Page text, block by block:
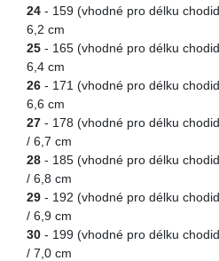
24 - 159 (vhodné pro délku
6,2 cm
25 - 165 (vhodné pro délku
6,4 cm
26 - 171 (vhodné pro délku
6,6 cm
27 - 178 (vhodné pro délku
/ 6,7 cm
28 - 185 (vhodné pro délku
/ 6,8 cm
29 - 192 (vhodné pro délku
/ 6,9 cm
30 - 199 (vhodné pro délku
/ 7,0 cm